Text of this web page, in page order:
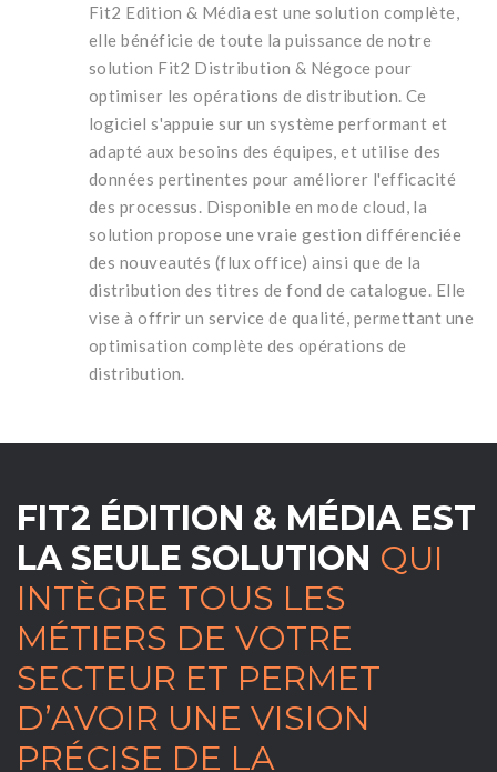
Fit2 Edition & Média est une solution complète,
elle bénéficie de toute la puissance de notre
solution Fit2 Distribution & Négoce pour
optimiser les opérations de distribution. Ce
logiciel s'appuie sur un système performant et
adapté aux besoins des équipes, et utilise des
données pertinentes pour améliorer l'efficacité
des processus. Disponible en mode cloud, la
solution propose une vraie gestion différenciée
des nouveautés (flux office) ainsi que de la
distribution des titres de fond de catalogue. Elle
vise à offrir un service de qualité, permettant une
optimisation complète des opérations de
distribution.
FIT2 ÉDITION & MÉDIA EST
LA SEULE SOLUTION QUI
INTÈGRE TOUS LES
MÉTIERS DE VOTRE
SECTEUR ET PERMET
D’AVOIR UNE VISION
PRÉCISE DE LA